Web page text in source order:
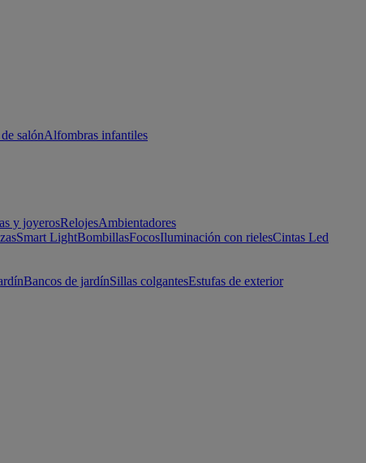
salónAlfombras infantiles
y joyerosRelojesAmbientadores
Smart LightBombillasFocosIluminación con rielesCintas Led
Bancos de jardínSillas colgantesEstufas de exterior